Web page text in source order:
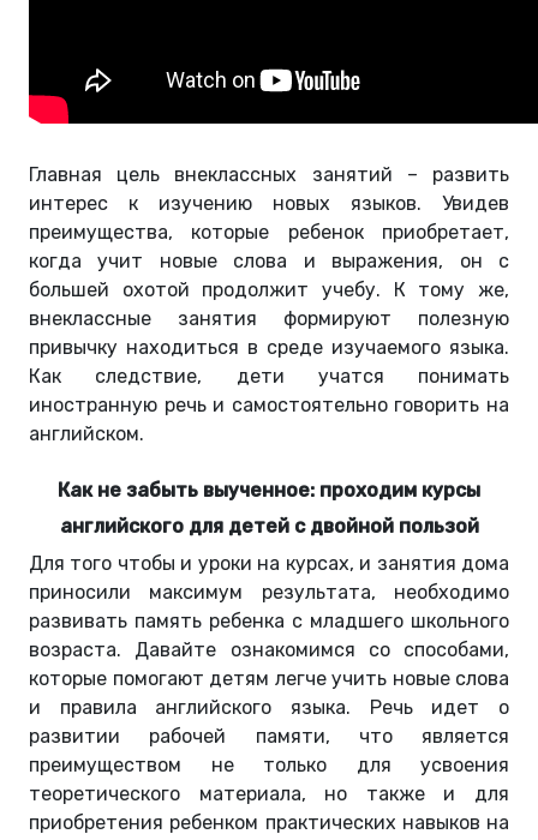
Главная цель внеклассных занятий – развить
интерес к изучению новых языков. Увидев
преимущества, которые ребенок приобретает,
когда учит новые слова и выражения, он с
большей охотой продолжит учебу. К тому же,
внеклассные занятия формируют полезную
привычку находиться в среде изучаемого языка.
Как следствие, дети учатся понимать
иностранную речь и самостоятельно говорить на
английском.
Как не забыть выученное: проходим курсы
английского для детей с двойной пользой
Для того чтобы и уроки на курсах, и занятия дома
приносили максимум результата, необходимо
развивать память ребенка с младшего школьного
возраста. Давайте ознакомимся со способами,
которые помогают детям легче учить новые слова
и правила английского языка. Речь идет о
развитии рабочей памяти, что является
преимуществом не только для усвоения
теоретического материала, но также и для
приобретения ребенком практических навыков на